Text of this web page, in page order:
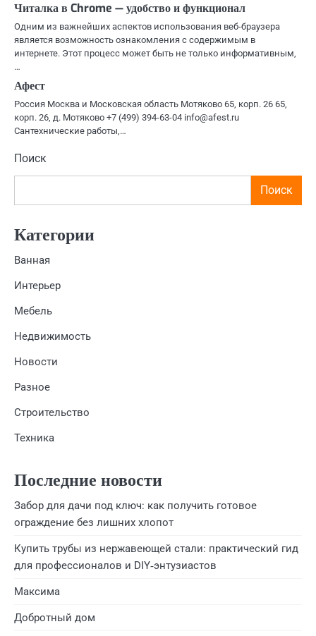
Читалка в Chrome — удобство и функционал
Одним из важнейших аспектов использования веб-браузера
является возможность ознакомления с содержимым в
интернете. Этот процесс может быть не только информативным,
…
Афест
Россия Москва и Московская область Мотяково 65, корп. 26 65,
корп. 26, д. Мотяково +7 (499) 394-63-04 info@afest.ru
Сантехнические работы,…
Поиск
Поиск
Категории
Ванная
Интерьер
Мебель
Недвижимость
Новости
Разное
Строительство
Техника
Последние новости
Забор для дачи под ключ: как получить готовое
ограждение без лишних хлопот
Купить трубы из нержавеющей стали: практический гид
для профессионалов и DIY‑энтузиастов
Максима
Добротный дом